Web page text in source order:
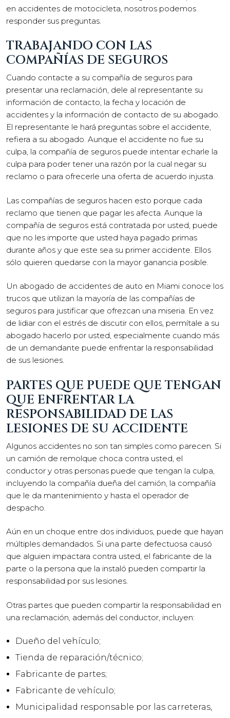
en accidentes de motocicleta, nosotros podemos
responder sus preguntas.
TRABAJANDO CON LAS
COMPAÑÍAS DE SEGUROS
Cuando contacte a su compañía de seguros para
presentar una reclamación, dele al representante su
información de contacto, la fecha y locación de
accidentes y la información de contacto de su abogado.
El representante le hará preguntas sobre el accidente,
refiera a su abogado. Aunque el accidente no fue su
culpa, la compañía de seguros puede intentar echarle la
culpa para poder tener una razón por la cual negar su
reclamo o para ofrecerle una oferta de acuerdo injusta.
Las compañías de seguros hacen esto porque cada
reclamo que tienen que pagar les afecta. Aunque la
compañía de seguros está contratada por usted, puede
que no les importe que usted haya pagado primas
durante años y que este sea su primer accidente. Ellos
sólo quieren quedarse con la mayor ganancia posible.
Un abogado de accidentes de auto en Miami conoce los
trucos que utilizan la mayoría de las compañías de
seguros para justificar que ofrezcan una miseria. En vez
de lidiar con el estrés de discutir con ellos, permítale a su
abogado hacerlo por usted, especialmente cuando más
de un demandante puede enfrentar la responsabilidad
de sus lesiones.
PARTES QUE PUEDE QUE TENGAN
QUE ENFRENTAR LA
RESPONSABILIDAD DE LAS
LESIONES DE SU ACCIDENTE
Algunos accidentes no son tan simples como parecen. Si
un camión de remolque choca contra usted, el
conductor y otras personas puede que tengan la culpa,
incluyendo la compañía dueña del camión, la compañía
que le da mantenimiento y hasta el operador de
despacho.
Aún en un choque entre dos individuos, puede que hayan
múltiples demandados. Si una parte defectuosa causó
que alguien impactara contra usted, el fabricante de la
parte o la persona que la instaló pueden compartir la
responsabilidad por sus lesiones.
Otras partes que pueden compartir la responsabilidad en
una reclamación, además del conductor, incluyen:
Dueño del vehículo;
Tienda de reparación/técnico;
Fabricante de partes;
Fabricante de vehículo;
Municipalidad responsable por las carreteras,